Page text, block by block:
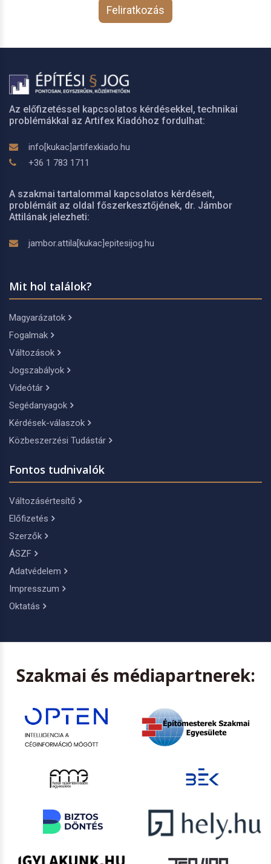
Feliratkozás
Az előfizetéssel kapcsolatos kérdésekkel, technikai
problémákkal az Artifex Kiadóhoz fordulhat:
info[kukac]artifexkiado.hu
+36 1 783 1711
A szakmai tartalommal kapcsolatos kérdéseit,
problémáit az oldal főszerkesztőjének, dr. Jámbor
Attilának jelezheti:
jambor.attila[kukac]epitesijog.hu
Mit hol találok?
Magyarázatok
Fogalmak
Változások
Jogszabályok
Videótár
Segédanyagok
Kérdések-válaszok
Közbeszerzési Tudástár
Fontos tudnivalók
Változásértesítő
Előfizetés
Szerzők
ÁSZF
Adatvédelem
Impresszum
Oktatás
Szakmai és médiapartnerek: